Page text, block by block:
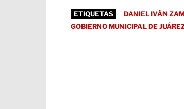
ETIQUETAS DANIEL IVÁN
GOBIERNO MUNICIPAL DE